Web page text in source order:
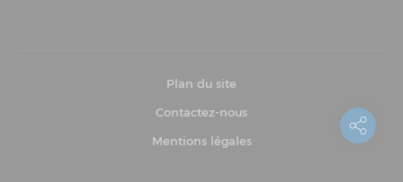
Plan du site
Contactez-nous
Mentions légales